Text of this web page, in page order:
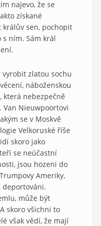
najevo, že se
získané
sen, pochopit
ním. Sám král
vyrobit zlatou sochu
náboženskou
nebezpečně
Van Nieuwpoortovi
se v Moskvě
Velkoruské říše
skoro jako
se neúčastní
jsou hozeni do
Ameriky,
deportováni.
může být
skoro všichni to
však vědí, že mají